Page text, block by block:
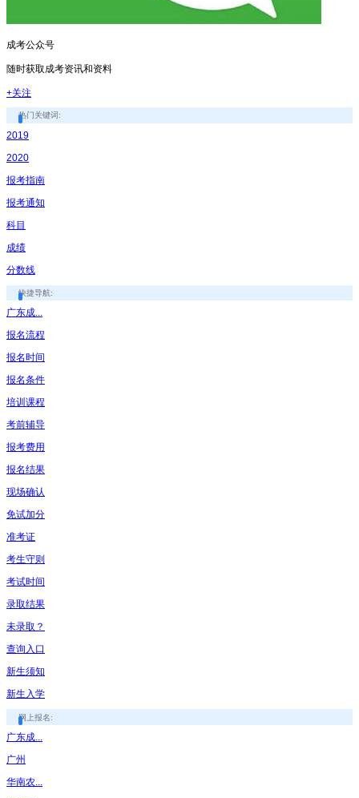
成考公众号
随时获取成考资讯和资料
+关注
热门关键词:
2019
2020
报考指南
报考通知
科目
成绩
分数线
快捷导航:
广东成...
报名流程
报名时间
报名条件
培训课程
考前辅导
报考费用
报名结果
现场确认
免试加分
准考证
考生守则
考试时间
录取结果
未录取？
查询入口
新生须知
新生入学
网上报名:
广东成...
广州
华南农...